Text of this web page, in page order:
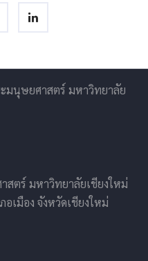
มนุษยศาสตร์ มหาวิทยาลัย
ตร์ มหาวิทยาลัยเชียงใหม่
เมือง จังหวัดเชียงใหม่